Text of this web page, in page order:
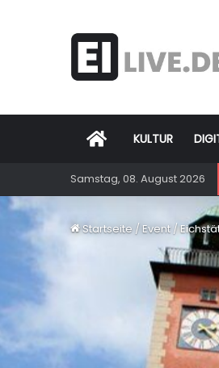
Startseite
KULTUR
Samstag, 08. August 2026
Startseite /Event /